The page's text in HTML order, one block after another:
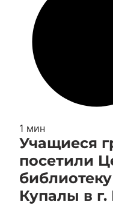
1 мин
Учащиеся
посетили
Купалы в